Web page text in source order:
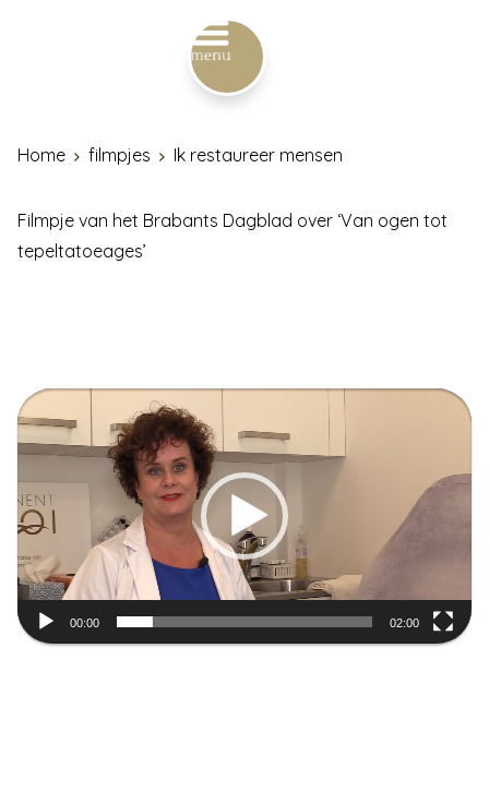
Home filmpjes Ik restaureer mensen
Filmpje van het Brabants Dagblad over ‘Van ogen tot
tepeltatoeages’
Videospeler
00:00 02:00